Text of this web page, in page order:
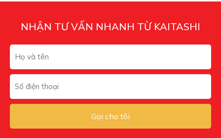
NHẬN TƯ VẤN NHANH TỪ KAITASHI
Gọi cho tôi